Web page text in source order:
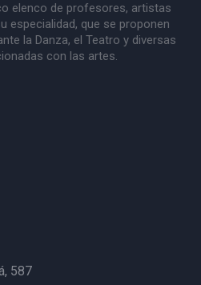
elenco de profesores, artistas
especialidad, que se proponen
la Danza, el Teatro y diversas
con las artes.
587